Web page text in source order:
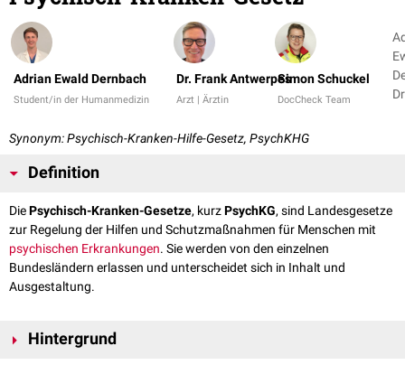
Adrian Ewald Dernbach
Student/in der Humanmedizin
Dr. Frank Antwerpes
Arzt | Ärztin
Simon Schuckel
DocCheck Team
Synonym: Psychisch-Kranken-Hilfe-Gesetz, PsychKHG
Definition
DiePsychisch-Kranken-Gesetze, kurzPsychKG, sind Landesgesetze
zur Regelung der Hilfen und Schutzmaßnahmen für Menschen mit
psychischen Erkrankungen. Sie werden von den einzelnen
Bundesländern erlassen und unterscheidet sich in Inhalt und
Ausgestaltung.
Hintergrund